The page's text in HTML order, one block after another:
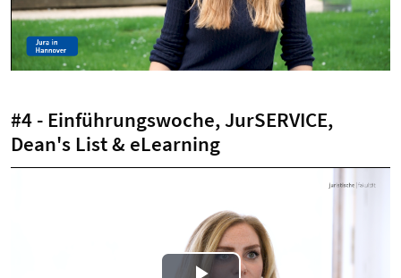
Video
#4 - Einführungswoche, JurSERVICE,
Dean's List & eLearning